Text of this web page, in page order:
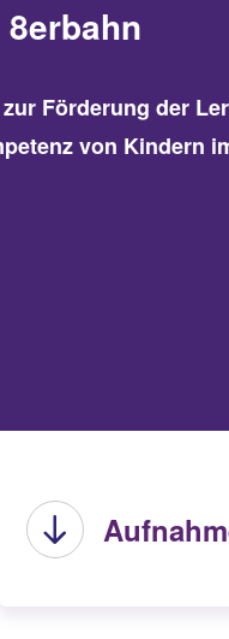
Förderung der
von Kindern